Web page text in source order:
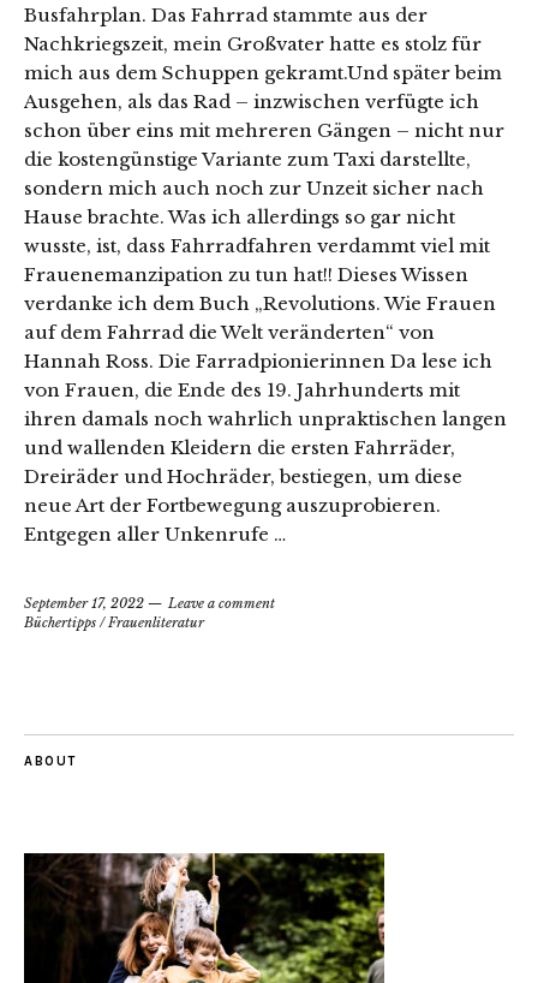
Busfahrplan. Das Fahrrad stammte aus der
Nachkriegszeit, mein Großvater hatte es stolz für
mich aus dem Schuppen gekramt.Und später beim
Ausgehen, als das Rad – inzwischen verfügte ich
schon über eins mit mehreren Gängen – nicht nur
die kostengünstige Variante zum Taxi darstellte,
sondern mich auch noch zur Unzeit sicher nach
Hause brachte. Was ich allerdings so gar nicht
wusste, ist, dass Fahrradfahren verdammt viel mit
Frauenemanzipation zu tun hat!! Dieses Wissen
verdanke ich dem Buch „Revolutions. Wie Frauen
auf dem Fahrrad die Welt veränderten“ von
Hannah Ross. Die Farradpionierinnen Da lese ich
von Frauen, die Ende des 19. Jahrhunderts mit
ihren damals noch wahrlich unpraktischen langen
und wallenden Kleidern die ersten Fahrräder,
Dreiräder und Hochräder, bestiegen, um diese
neue Art der Fortbewegung auszuprobieren.
Entgegen aller Unkenrufe …
September 17, 2022
Leave a comment
Büchertipps /Frauenliteratur
ABOUT